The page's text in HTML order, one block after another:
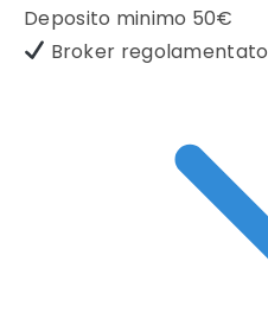
Deposito minimo 50€
Broker regolamentato